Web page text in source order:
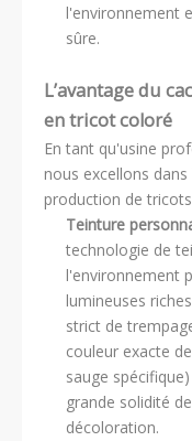
l'environnement
sûre.
L’avantage du
en tricot coloré
En tant qu'usine
nous excellons
production de
Teinture
technologie de
l'environnement
lumineuses
strict de
couleur exacte
sauge
grande solidité
décoloration.